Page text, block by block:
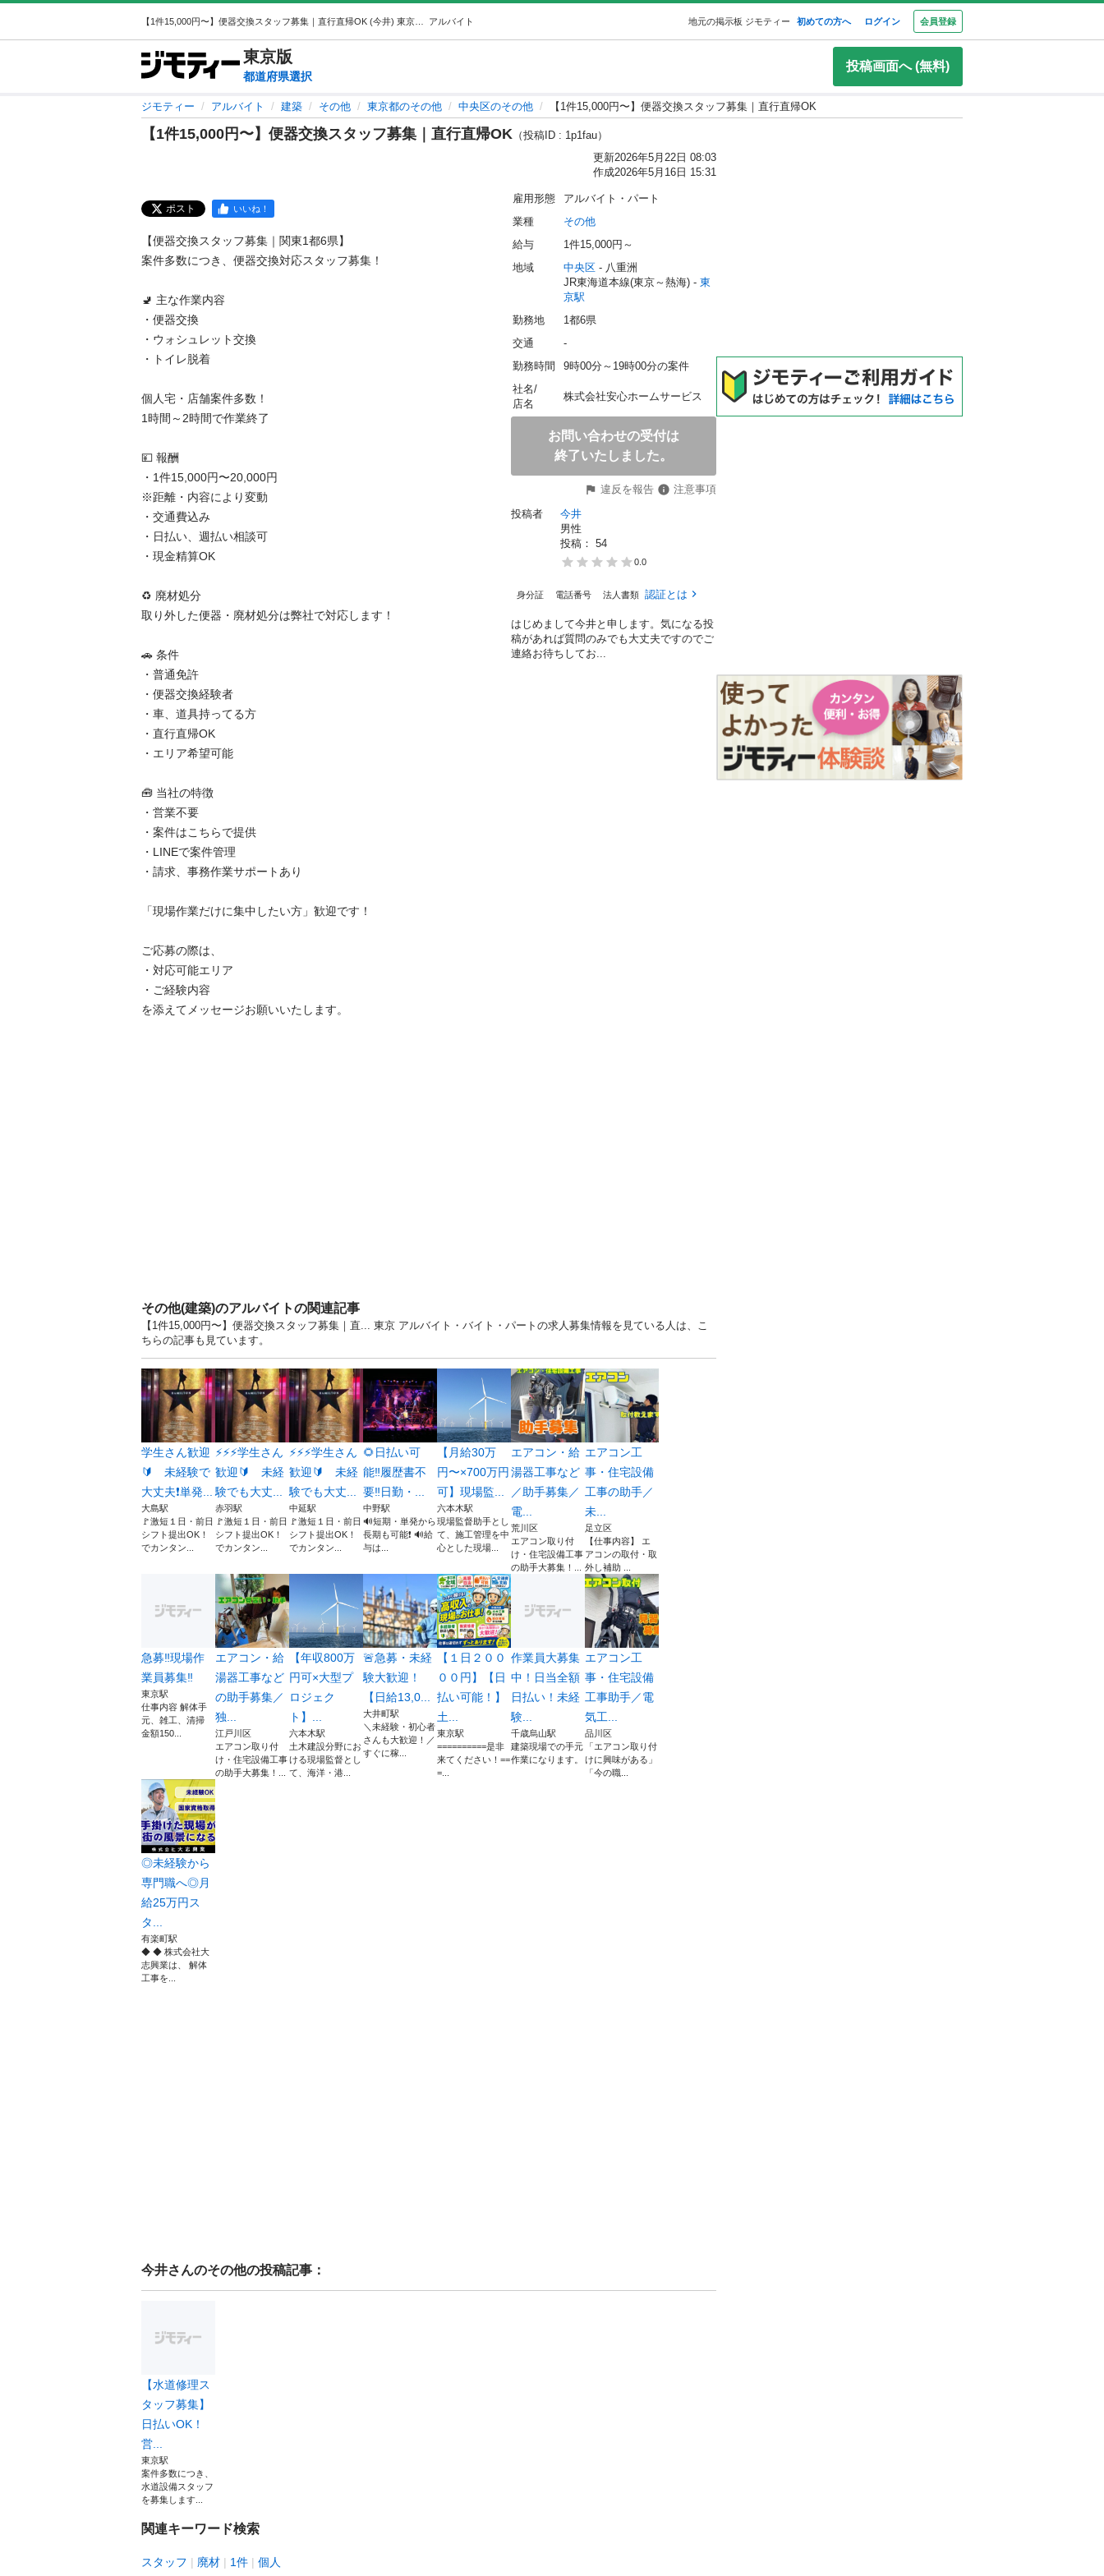
アルバイト 地元の掲示板 ジモティー 初めての方へ ログイン 会員登録
東京版
都道府県選択
投稿画面へ (無料)
ジモティー アルバイト 建築 その他 東京都のその他 中央区のその他 【1件15,000円〜】便器交換スタッフ募集｜直行直帰OK
【1件15,000円〜】便器交換スタッフ募集｜直行直帰OK （投稿ID : 1p1fau）
更新2026年5月22日 08:03
作成2026年5月16日 15:31
ポスト いいね！
【便器交換スタッフ募集｜関東1都6県】
案件多数につき、便器交換対応スタッフ募集！
🚽 主な作業内容
・便器交換
・ウォシュレット交換
・トイレ脱着
個人宅・店舗案件多数！
1時間～2時間で作業終了
💴 報酬
・1件15,000円〜20,000円
※距離・内容により変動
・交通費込み
・日払い、週払い相談可
・現金精算OK
♻️ 廃材処分
取り外した便器・廃材処分は弊社で対応します！
🚗 条件
・普通免許
・便器交換経験者
・車、道具持ってる方
・直行直帰OK
・エリア希望可能
🧰 当社の特徴
・営業不要
・案件はこちらで提供
・LINEで案件管理
・請求、事務作業サポートあり
「現場作業だけに集中したい方」歓迎です！
ご応募の際は、
・対応可能エリア
・ご経験内容
を添えてメッセージお願いいたします。
雇用形態
アルバイト・パート
業種
その他
給与
1件15,000円～
地域
中央区 - 八重洲
JR東海道本線(東京～熱海) - 東
京駅
勤務地
1都6県
交通
-
勤務時間
9時00分～19時00分の案件
社名/
店名
株式会社安心ホームサービス
お問い合わせの受付は
終了いたしました。
違反を報告
注意事項
投稿者
今井
男性
投稿： 54
0.0
身分証 電話番号 法人書類 認証とは
はじめまして今井と申します。気になる投
稿があれば質問のみでも大丈夫ですのでご
連絡お待ちしてお...
その他(建築)のアルバイトの関連記事
【1件15,000円〜】便器交換スタッフ募集｜直... 東京 アルバイト・バイト・パートの求人募集情報を見ている人は、こ
ちらの記事も見ています。
学生さん歓迎
🔰 未経験で
大丈夫❗単発...
大島駅
🚩激短１日・前日
シフト提出OK！
でカンタン...
⚡⚡⚡学生さん
歓迎🔰 未経
験でも大丈...
赤羽駅
🚩激短１日・前日
シフト提出OK！
でカンタン...
⚡⚡⚡学生さん
歓迎🔰 未経
験でも大丈...
中延駅
🚩激短１日・前日
シフト提出OK！
でカンタン...
🌻日払い可
能‼️履歴書不
要‼️日勤・...
中野駅
🔊短期・単発から
長期も可能❗ 🔊給
与は...
【月給30万
円〜×700万円
可】現場監...
六本木駅
現場監督助手とし
て、施工管理を中
心とした現場...
エアコン・給
湯器工事など
／助手募集／
電...
荒川区
エアコン取り付
け・住宅設備工事
の助手大募集！...
エアコン工
事・住宅設備
工事の助手／
未...
足立区
【仕事内容】 エ
アコンの取付・取
外し補助 ...
急募‼️現場作
業員募集‼️
東京駅
仕事内容 解体手
元、雑工、清掃
金額150...
エアコン・給
湯器工事など
の助手募集／
独...
江戸川区
エアコン取り付
け・住宅設備工事
の助手大募集！...
【年収800万
円可×大型プ
ロジェク
ト】...
六本木駅
土木建設分野にお
ける現場監督とし
て、海洋・港...
🚨急募・未経
験大歓迎！
【日給13,0...
大井町駅
＼未経験・初心者
さんも大歓迎！／
すぐに稼...
【１日２００
００円】【日
払い可能！】
土...
東京駅
==========是非
来てください！==
=...
作業員大募集
中！日当全額
日払い！未経
験...
千歳烏山駅
建築現場での手元
作業になります。
エアコン工
事・住宅設備
工事助手／電
気工...
品川区
「エアコン取り付
けに興味がある」
「今の職...
◎未経験から
専門職へ◎月
給25万円ス
タ...
有楽町駅
◆ ◆ 株式会社大
志興業は、 解体
工事を...
今井さんのその他の投稿記事：
【水道修理ス
タッフ募集】
日払いOK！
営...
東京駅
案件多数につき、
水道設備スタッフ
を募集します...
関連キーワード検索
スタッフ 廃材 1件 個人